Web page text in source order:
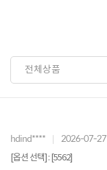
hdind**** 2026-07-27
[옵션 선택] : [5562]